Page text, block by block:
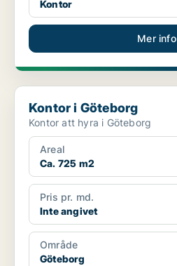
Kontor
Mer info
Kontor i Göteborg
Kontor i Göteborg
Kontor att hyra i Göteborg
Areal
Ca. 725 m2
Pris pr. md.
Inte angivet
Område
Göteborg